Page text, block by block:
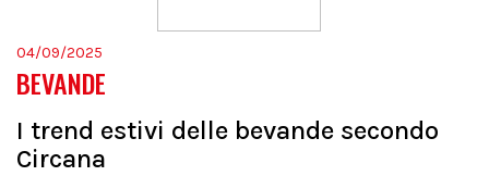
04/09/2025
BEVANDE
I trend estivi delle bevande secondo
Circana